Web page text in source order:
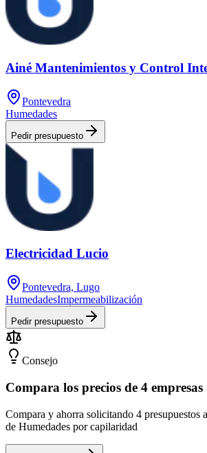
Ainé Mantenimientos y Control
Pontevedra
Humedades
Pedir presupuesto
Electricidad Lucio
Pontevedra, Lugo
HumedadesImpermeabilización
Pedir presupuesto
Consejo
Compara los precios de 4 empresas
Compara y ahorra solicitando 4 presupuestos
de Humedades por capilaridad